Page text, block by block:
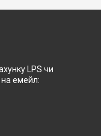
LPS чи
на емейл: